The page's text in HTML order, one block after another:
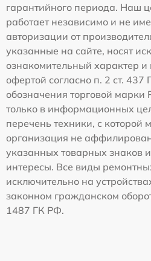
гарантийного периода. Наш
работает независимо и не
авторизации от
указанные на сайте, носят
ознакомительный характер
офертой согласно п. 2 ст.
обозначения торговой марки
только в информационных
перечень техники, с
организация не
указанных товарных знаков
интересы. Все виды
исключительно на
законном гражданском
1487 ГК РФ.